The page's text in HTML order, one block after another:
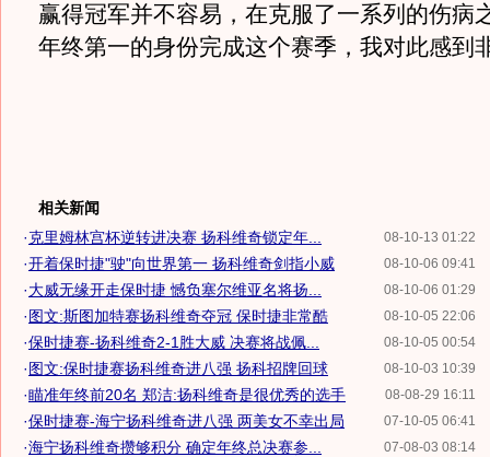
赢得冠军并不容易，在克服了一系列的伤病
年终第一的身份完成这个赛季，我对此感到
相关新闻
08-10-13 01:22
·克里姆林宫杯逆转进决赛 扬科维奇锁定年...
08-10-06 09:41
·开着保时捷"驶"向世界第一 扬科维奇剑指小威
08-10-06 01:29
·大威无缘开走保时捷 憾负塞尔维亚名将扬...
08-10-05 22:06
·图文:斯图加特赛扬科维奇夺冠 保时捷非常酷
08-10-05 00:54
·保时捷赛-扬科维奇2-1胜大威 决赛将战佩...
08-10-03 10:39
·图文:保时捷赛扬科维奇进八强 扬科招牌回球
08-08-29 16:11
·瞄准年终前20名 郑洁:扬科维奇是很优秀的选手
07-10-05 06:41
·保时捷赛-海宁扬科维奇进八强 两美女不幸出局
07-08-03 08:14
·海宁扬科维奇攒够积分 确定年终总决赛参...